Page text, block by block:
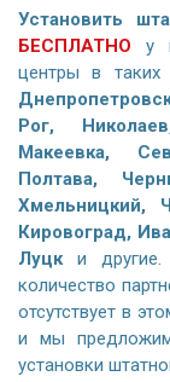
Установить
БЕСПЛАТНО у
центры в таких
Рог,
Макеевка,
Полтава,
Хмельницкий,
Кировоград,
Луцки другие.
количество
отсутствует в
и мы предложим
установки